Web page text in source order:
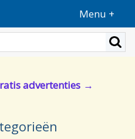
Menu +
advertenties